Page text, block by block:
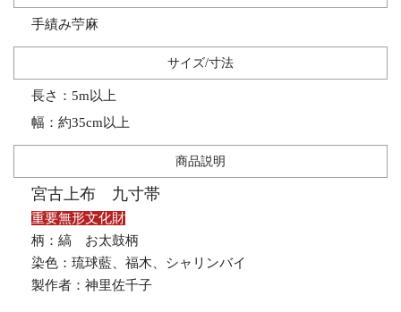
手績み苧麻
サイズ/寸法
長さ：5m以上
幅：約35cm以上
商品説明
宮古上布 九寸帯
重要無形文化財
柄：縞 お太鼓柄
染色：琉球藍、福木、シャリンバイ
製作者：神里佐千子